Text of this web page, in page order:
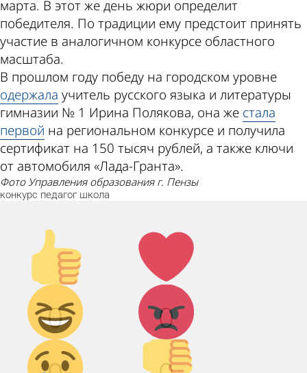
марта. В этот же день жюри определит
победителя. По традиции ему предстоит принять
участие в аналогичном конкурсе областного
масштаба.
В прошлом году победу на городском уровне
одержала учитель русского языка и литературы
гимназии № 1 Ирина Полякова, она же стала
первой на региональном конкурсе и получила
сертификат на 150 тысяч рублей, а также ключи
от автомобиля «Лада-Гранта».
фото Управления образования г. Пензы
конкурс педагог школа
Палец
вверх!
0
Лайк!
0
Дикий
смех!
Агрессия!
Грусть :(
Палец
вниз!